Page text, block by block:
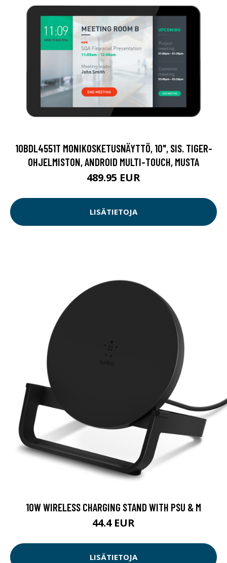
10BDL4551T MONIKOSKETUSNÄYTTÖ, 10", SIS. TIGER-
OHJELMISTON, ANDROID MULTI-TOUCH, MUSTA
489.95 EUR
LISÄTIETOJA
10W WIRELESS CHARGING STAND WITH PSU & M
44.4 EUR
LISÄTIETOJA